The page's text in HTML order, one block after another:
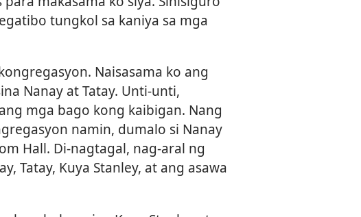
tungkol sa kaniya sa mga
Naisasama ko ang
Nanay at Tatay. Unti-unti,
mga bago kong kaibigan. Nang
namin, dumalo si Nanay
Hall. Di-nagtagal, nag-aral ng
Tatay, Kuya Stanley, at ang asawa